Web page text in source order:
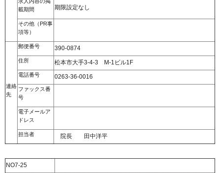
載期間
期限設定なし
その他（PR事
項等）
連絡
先
郵便番号 390-0874
住所 松本市大手3-4-3 M-1ビル1F
電話番号 0263-36-0016
ファックス番
号
電子メールア
ドレス
担当者 院長 田中洋平
NO7-25